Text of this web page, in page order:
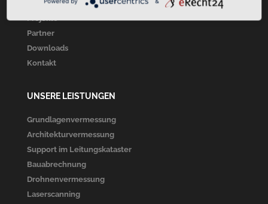
Unsere Leistungen
Projekte
Partner
Downloads
Kontakt
UNSERE LEISTUNGEN
Grundlagenvermessung
Architekturvermessung
Support im Leitungskataster
Bauabrechnung
Drohnenvermessung
Laserscanning